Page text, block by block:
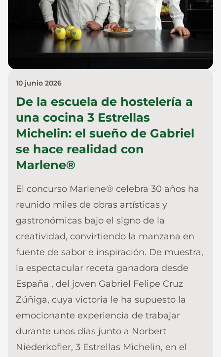
10 junio 2026
De la escuela de hostelería a
una cocina 3 Estrellas
Michelin: el sueño de Gabriel
se hace realidad con
Marlene®
El concurso Marlene® celebra 30 años ha
reunido miles de obras artísticas y
gastronómicas bajo el signo de la
creatividad, convirtiendo la manzana en
fuente de sabor e inspiración. De muestra,
la espectacular receta ganadora desde
España , del joven Gabriel Felipe Cruz
Zúñiga, cuya victoria le ha supuesto la
emocionante experiencia de trabajar
durante unos días junto a Norbert
Niederkofler, 3 Estrellas Michelin, en el